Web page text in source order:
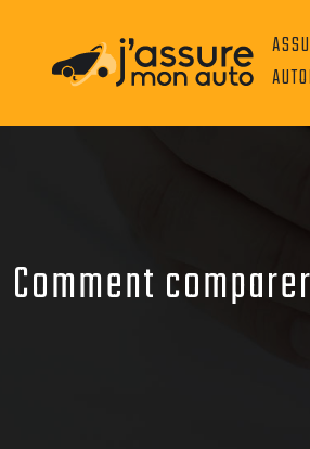
Comment